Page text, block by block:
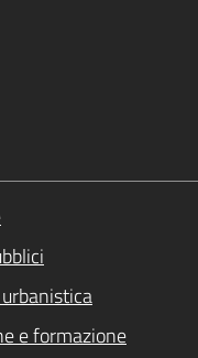
e formazione